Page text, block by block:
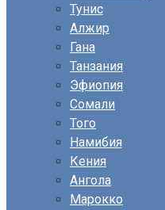
Тунис
Алжир
Гана
Танзания
Эфиопия
Сомали
Того
Намибия
Кения
Ангола
Марокко